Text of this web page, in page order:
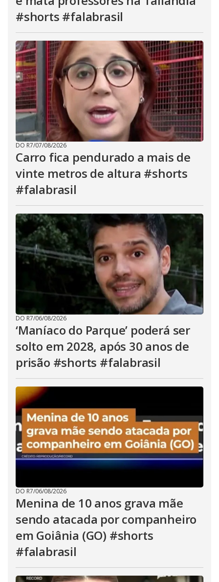
#shorts #falabrasil
DO R7/07/08/2026
Carro fica pendurado a mais de
vinte metros de altura #shorts
#falabrasil
DO R7/06/08/2026
‘Maníaco do Parque’ poderá ser
solto em 2028, após 30 anos de
prisão #shorts #falabrasil
DO R7/06/08/2026
Menina de 10 anos grava mãe
sendo atacada por companheiro
em Goiânia (GO) #shorts
#falabrasil